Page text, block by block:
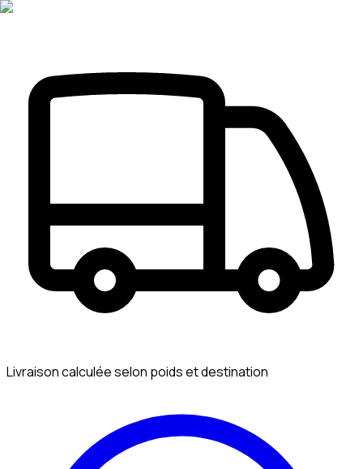
Livraison calculée selon poids et destination